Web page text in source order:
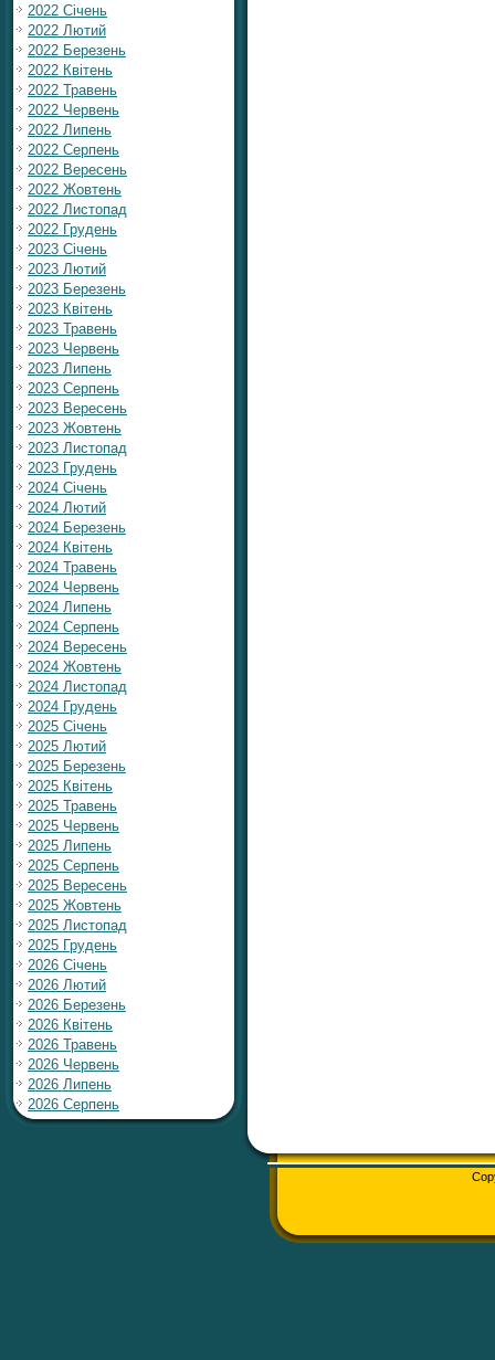
2022 Січень
2022 Лютий
2022 Березень
2022 Квітень
2022 Травень
2022 Червень
2022 Липень
2022 Серпень
2022 Вересень
2022 Жовтень
2022 Листопад
2022 Грудень
2023 Січень
2023 Лютий
2023 Березень
2023 Квітень
2023 Травень
2023 Червень
2023 Липень
2023 Серпень
2023 Вересень
2023 Жовтень
2023 Листопад
2023 Грудень
2024 Січень
2024 Лютий
2024 Березень
2024 Квітень
2024 Травень
2024 Червень
2024 Липень
2024 Серпень
2024 Вересень
2024 Жовтень
2024 Листопад
2024 Грудень
2025 Січень
2025 Лютий
2025 Березень
2025 Квітень
2025 Травень
2025 Червень
2025 Липень
2025 Серпень
2025 Вересень
2025 Жовтень
2025 Листопад
2025 Грудень
2026 Січень
2026 Лютий
2026 Березень
2026 Квітень
2026 Травень
2026 Червень
2026 Липень
2026 Серпень